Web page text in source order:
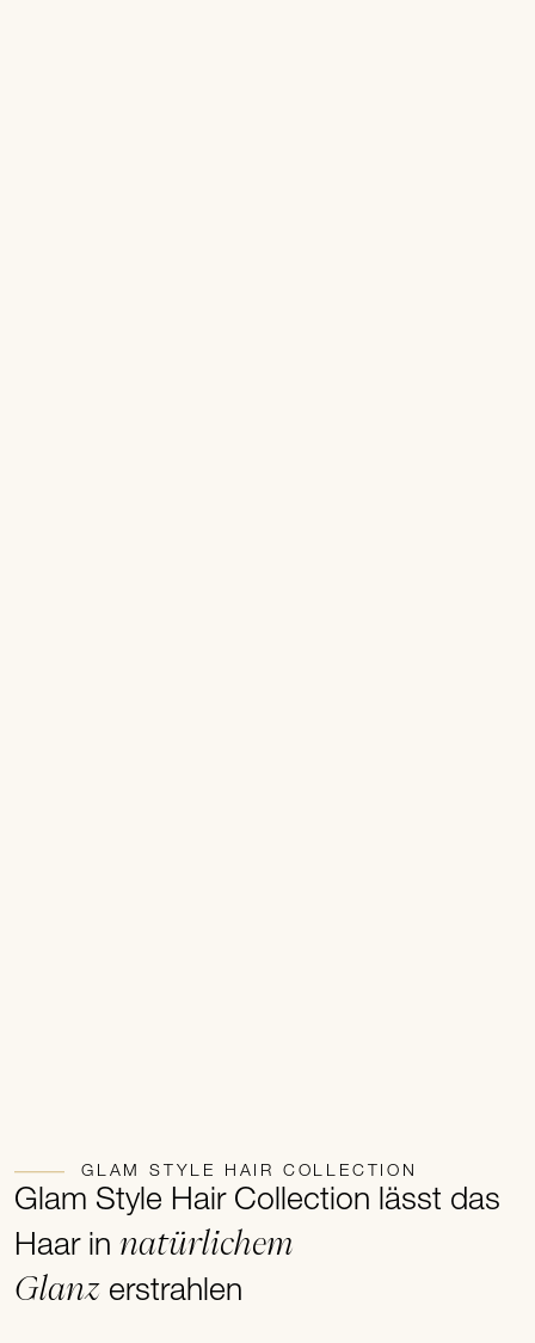
GLAM STYLE HAIR COLLECTION
Glam Style Hair Collection lässt das
Haar innatürlichem
Glanz erstrahlen